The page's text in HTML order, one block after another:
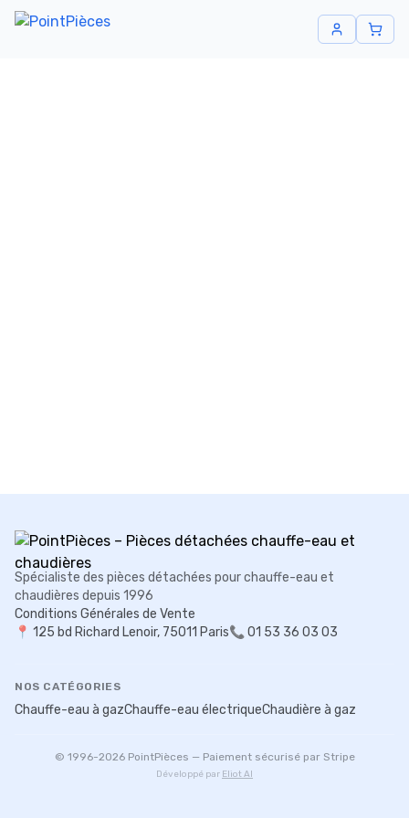
Spécialiste des pièces détachées pour chauffe-eau et
chaudières depuis 1996
Conditions Générales de Vente
📍 125 bd Richard Lenoir, 75011 Paris📞 01 53 36 03 03
NOS CATÉGORIES
Chauffe-eau à gazChauffe-eau électriqueChaudière à gaz
© 1996-2026PointPièces — Paiement sécurisé par Stripe
Développé par Eliot AI